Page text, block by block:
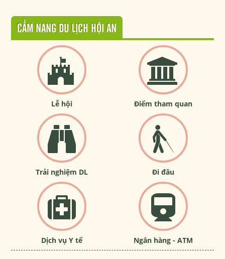
CẨM NANG DU LỊCH HỘI AN
Lễ hội Điểm tham quan
Trải nghiệm DL Đi đâu
Dịch vụ Y tế Ngân hàng - ATM